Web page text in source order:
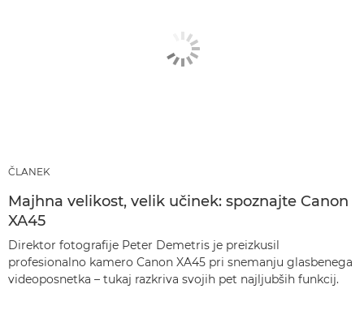
ČLANEK
Majhna velikost, velik učinek: spoznajte Canon
XA45
Direktor fotografije Peter Demetris je preizkusil
profesionalno kamero Canon XA45 pri snemanju glasbenega
videoposnetka – tukaj razkriva svojih pet najljubših funkcij.